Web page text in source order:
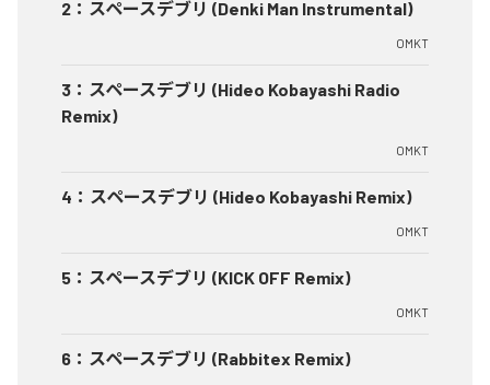
2 ： スペースデブリ (Denki Man Instrumental)
OMKT
3 ： スペースデブリ (Hideo Kobayashi Radio
Remix)
OMKT
4 ： スペースデブリ (Hideo Kobayashi Remix)
OMKT
5 ： スペースデブリ (KICK OFF Remix)
OMKT
6 ： スペースデブリ (Rabbitex Remix)